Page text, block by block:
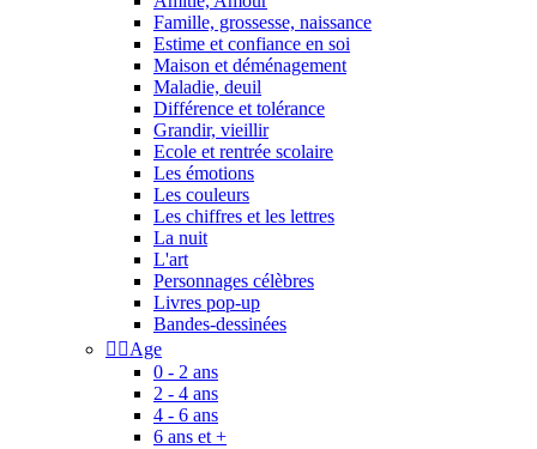
Famille, grossesse, naissance
Estime et confiance en soi
Maison et déménagement
Maladie, deuil
Différence et tolérance
Grandir, vieillir
Ecole et rentrée scolaire
Les émotions
Les couleurs
Les chiffres et les lettres
La nuit
L'art
Personnages célèbres
Livres pop-up
Bandes-dessinées
 Age
0 - 2 ans
2 - 4 ans
4 - 6 ans
6 ans et +